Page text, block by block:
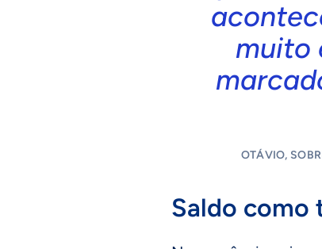
muito
OTÁVIO,
Saldo como